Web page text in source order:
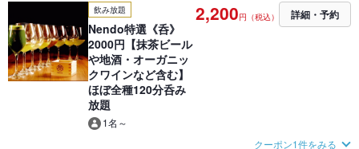
飲み放題
Nendo特選《呑》
2000円【抹茶ビール
や地酒・オーガニッ
クワインなど含む】
ほぼ全種120分呑み
放題
1名～
2,200円（税込） 詳細・予約
クーポン1件をみる